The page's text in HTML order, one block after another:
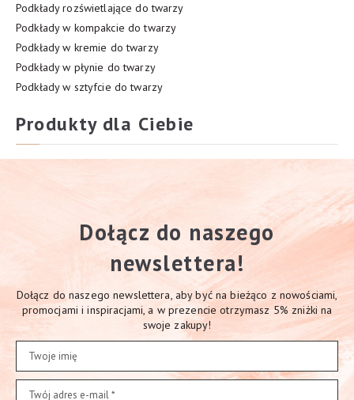
Podkłady rozświetlające do twarzy
Podkłady w kompakcie do twarzy
Podkłady w kremie do twarzy
Podkłady w płynie do twarzy
Podkłady w sztyfcie do twarzy
Produkty dla Ciebie
Dołącz do naszego
newslettera!
Dołącz do naszego newslettera, aby być na bieżąco z nowościami,
promocjami i inspiracjami, a w prezencie otrzymasz 5% zniżki na
swoje zakupy!